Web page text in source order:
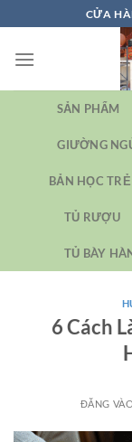
qua
nội
CỬA
SẢN PHẨM
GIƯỜNG
BẢN HỌC TRẺ
TỦ RƯỢU
TỦ BÀY
6 Cách
ĐĂNG